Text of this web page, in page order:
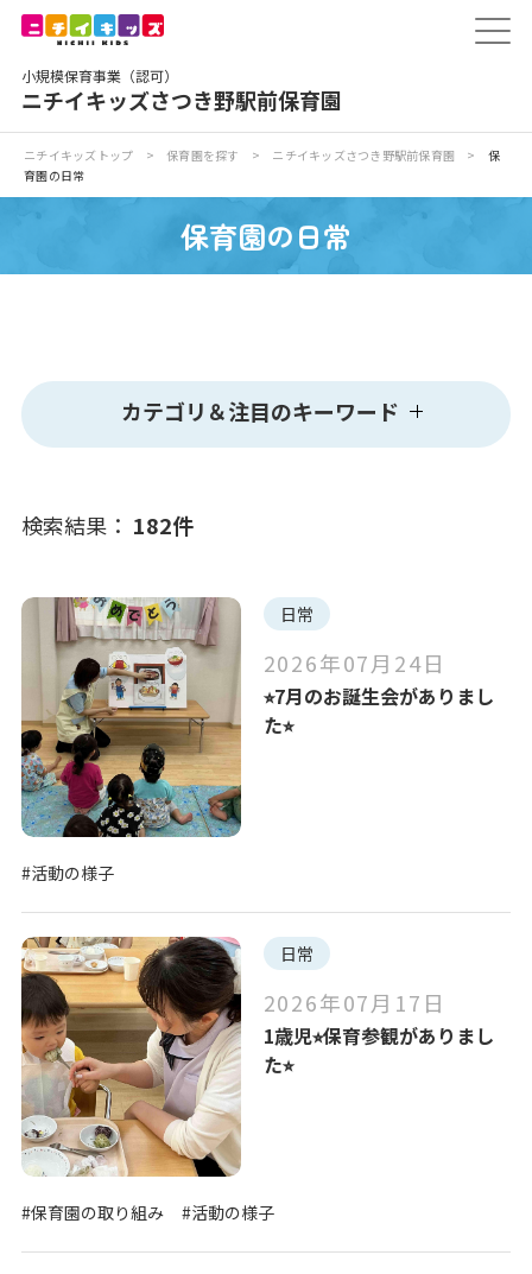
小規模保育事業（認可）
ニチイキッズさつき野駅前保育園
保育園トップ
保育園の日常
保育園紹介
各種書類
よくあるご質問
保育園に関するお問い合わせ
プライバシーポリシー
サイトマップ ニチイ学館オフィシャルサイト
ニチイキッズトップ > 保育園を探す > ニチイキッズさつき野駅前保育園 >
保
育園の日常
保育園の日常
カテゴリ＆注目のキーワード
第三者評価
注目のキーワード
#活動の様子 #保育園の取り組み
#おもいっきりSTEAM
#自己評価
全ての選択を解除
検索結果： 182件
日常
2026年07月24日
⭐︎7月のお誕生会がありまし
た⭐︎
#活動の様子
日常
2026年07月17日
1歳児⭐︎保育参観がありまし
た⭐︎
#保育園の取り組み #活動の様子